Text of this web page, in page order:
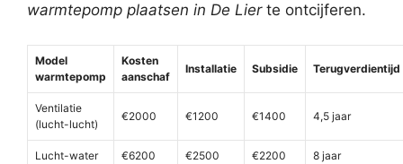
warmtepomp plaatsen in De Lierte ontcijferen.
Model
warmtepomp
Kosten
aanschaf
Installatie Subsidie Terugverdientijd
Ventilatie
(lucht-lucht)
€2000 €1200 €1400 4,5 jaar
Lucht-water €6200 €2500 €2200 8 jaar